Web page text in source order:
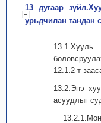
13 дугаар
урьдчилан тандан
13.1.Хууль
12.1.2-т
13.2.Энэ
асуудлыг